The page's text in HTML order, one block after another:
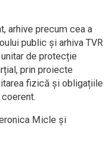
arhive precum cea a
public și arhiva TVR
de protecție
prin proiecte
fizică și obligațiile
Micle și